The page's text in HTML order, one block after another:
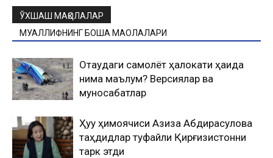
ЎХШАШ МАҚОЛАЛАР
МУАЛЛИФНИНГ БОШҚА МАҚОЛАЛАРИ
Оқтаудаги самолёт ҳалокати ҳақида
нима маълум? Версиялар ва
муносабатлар
Ҳуқуқ ҳимоячиси Азиза Абдирасулова
таҳдидлар туфайли Қирғизистонни
тарк этди